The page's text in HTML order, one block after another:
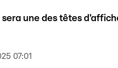
sera une des têtes
07:01